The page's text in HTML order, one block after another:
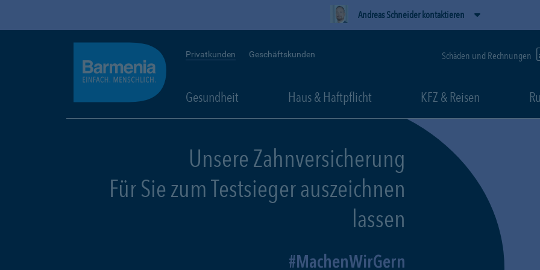
Andreas Schneider kontaktieren
Privatkunden Geschäftskunden Schäden und Rechnungen
Gesundheit Haus & Haftpflicht KFZ & Reisen
Unsere Zahnversicherung
Für Sie zum Testsieger auszeichnen
lassen
MachenWirGern